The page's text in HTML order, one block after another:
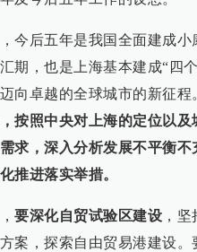
今后五年是我国全面建成
期，也是上海基本建成“四
向卓越的全球城市的新征程
按照中央对上海的定位以
求，深入分析发展不平衡
推进落实举措。
要深化自贸试验区建设 ，
案，探索自由贸易港建设